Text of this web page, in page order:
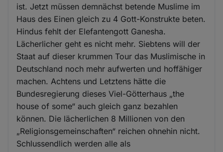
ist. Jetzt müssen demnächst betende Muslime im
Haus des Einen gleich zu 4 Gott-Konstrukte beten.
Hindus fehlt der Elefantengott Ganesha.
Lächerlicher geht es nicht mehr. Siebtens will der
Staat auf dieser krummen Tour das Muslimische in
Deutschland noch mehr aufwerten und hoffähiger
machen. Achtens und Letztens hätte die
Bundesregierung dieses Viel-Götterhaus „the
house of some“ auch gleich ganz bezahlen
können. Die lächerlichen 8 Millionen von den
„Religionsgemeinschaften“ reichen ohnehin nicht.
Schlussendlich werden alle als